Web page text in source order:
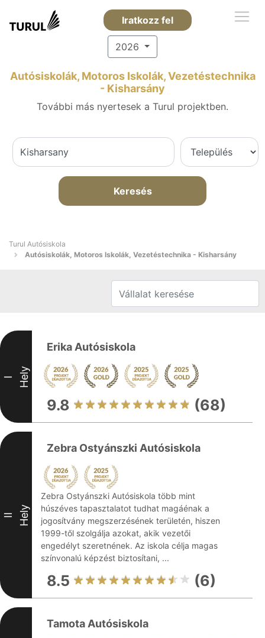
Iratkozz fel
2026
Autósiskolák, Motoros Iskolák, Vezetéstechnika
- Kisharsány
További más nyertesek a Turul projektben.
Keresés
Turul Autósiskola
Autósiskolák, Motoros Iskolák, Vezetéstechnika - Kisharsány
I Hely
Erika Autósiskola
9.8 (68)
II Hely
Zebra Ostyánszki Autósiskola
Zebra Ostyánszki Autósiskola több mint
húszéves tapasztalatot tudhat magáénak a
jogosítvány megszerzésének területén, hiszen
1999-től szolgálja azokat, akik vezetői
engedélyt szeretnének. Az iskola célja magas
színvonalú képzést biztosítani, ...
8.5 (6)
Tamota Autósiskola